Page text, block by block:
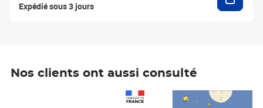
Expédié sous 3 jours
Nos clients ont aussi consulté
Prix 7,50€